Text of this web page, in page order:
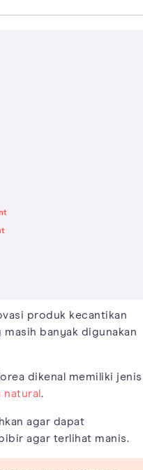
produk kecantikan
banyak digunakan
dikenal memiliki jenis
.
agar dapat
agar terlihat manis.